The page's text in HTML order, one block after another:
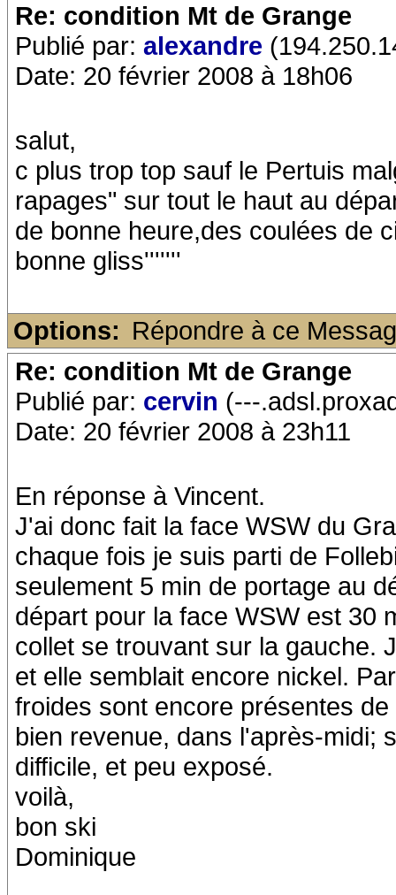
Re: condition Mt de Grange
Publié par: alexandre
Date: 20 février 2008 à 18h06
salut,
c plus trop top sauf le Pertuis
rapages" sur tout le haut au
de bonne heure,des coulées de
bonne gliss'''''''
Options: Répondre à ce
Re: condition Mt de Grange
Publié par: cervin (---
Date: 20 février 2008 à 23h11
En réponse à Vincent.
J'ai donc fait la face WSW du
chaque fois je suis parti de
seulement 5 min de portage au
départ pour la face WSW est 30
collet se trouvant sur la gauche.
et elle semblait encore nickel.
froides sont encore présentes
bien revenue, dans l'après-midi;
difficile, et peu exposé.
voilà,
bon ski
Dominique